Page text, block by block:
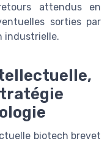
attendus en
sorties par
industrielle.
biotech brevet